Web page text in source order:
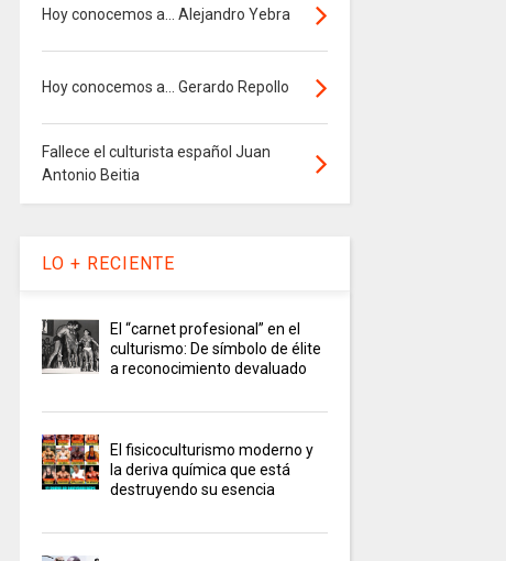
Hoy conocemos a... Alejandro Yebra
Hoy conocemos a... Gerardo Repollo
Fallece el culturista español Juan
Antonio Beitia
LO + RECIENTE
El “carnet profesional” en el
culturismo: De símbolo de élite
a reconocimiento devaluado
El fisicoculturismo moderno y
la deriva química que está
destruyendo su esencia